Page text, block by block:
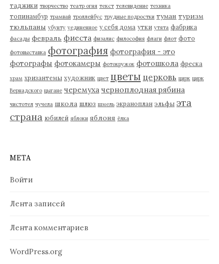
таджики творчество театр огня текст телевидение техника
топинамбур трамвай троллейбус трудные подростки туман туризм
тюльпаны убунту уединенное у себя дома утки утята фабрика
фасады февраль фиеста физалис философия флаги флот фото
фотовыставка фотография фотография - это
фотографы фотокамеры фотокружок фотошкола фреска
храм хризантемы художник цвет цветы церковь цирк цирк
Вернадского цыгане черемуха черноплодная рябина
чистотел чучела школа шлюз шмель экраноплан эльфы эта
страна юбилей яблоки яблоня ёлка
МЕТА
Войти
Лента записей
Лента комментариев
WordPress.org